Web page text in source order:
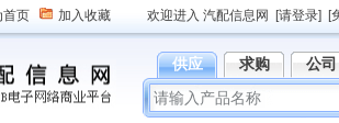
首页 加入收藏 欢迎进入 汽配信息网 [请登录] [
供应 求购 公司